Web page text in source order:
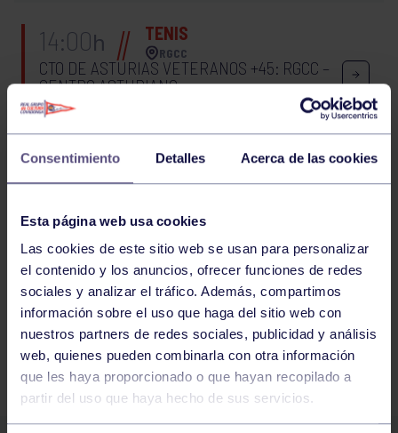
Consentimiento Detalles Acerca de las cookies
Esta página web usa cookies
Las cookies de este sitio web se usan para personalizar
el contenido y los anuncios, ofrecer funciones de redes
sociales y analizar el tráfico. Además, compartimos
información sobre el uso que haga del sitio web con
nuestros partners de redes sociales, publicidad y análisis
web, quienes pueden combinarla con otra información
que les haya proporcionado o que hayan recopilado a
partir del uso que haya hecho de sus servicios.
14:00h TENIS
RGCC
CTO DE ASTURIAS VETERANOS +45: RGCC –
CENTRO ASTURIANO
14:00h RGCC
CTO DE ASTURIAS VETERANOS +45: RGCC –
16 17 18 19 20 21 22 23 24
25 26 27
FILTRAR